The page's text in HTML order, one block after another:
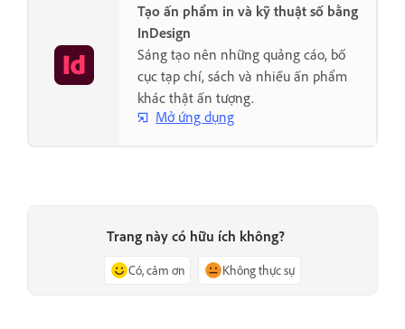
Tạo ấn phẩm in và kỹ thuật số bằng
InDesign
Sáng tạo nên những quảng cáo, bố
cục tạp chí, sách và nhiều ấn phẩm
khác thật ấn tượng.
Mở ứng dụng
Trang này có hữu ích không?
Có, cảm ơn Không thực sự